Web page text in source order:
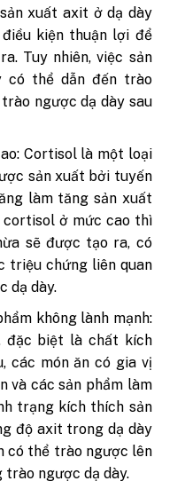
xuất axit ở dạ dày
kiện thuận lợi để
Tuy nhiên, việc sản
có thể dẫn đến trào
ngược dạ dày sau
Cortisol là một loại
sản xuất bởi tuyến
làm tăng sản xuất
cortisol ở mức cao thì
sẽ được tạo ra, có
triệu chứng liên quan
dạ dày.
không lành mạnh:
đặc biệt là chất kích
các món ăn có gia vị
và các sản phẩm làm
trạng kích thích sản
độ axit trong dạ dày
có thể trào ngược lên
trào ngược dạ dày.